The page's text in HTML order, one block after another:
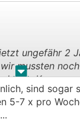
. .
ungefähr 2
mussten
Kann
bzw. wann
Mein Kollege
den Filter
sind sogar
5-7 x pro